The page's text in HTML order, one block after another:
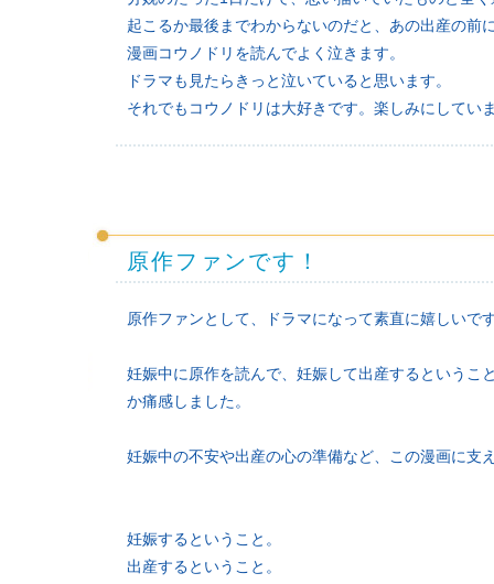
起こるか最後までわからないのだと、あの出産の前
漫画コウノドリを読んでよく泣きます。
ドラマも見たらきっと泣いていると思います。
それでもコウノドリは大好きです。楽しみにしてい
原作ファンです！
原作ファンとして、ドラマになって素直に嬉しいで
妊娠中に原作を読んで、妊娠して出産するというこ
か痛感しました。
妊娠中の不安や出産の心の準備など、この漫画に支
妊娠するということ。
出産するということ。